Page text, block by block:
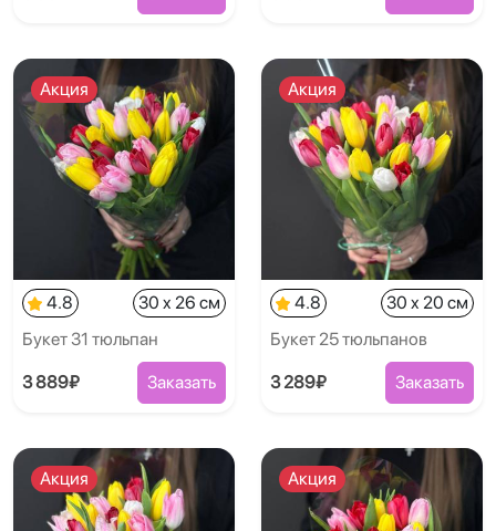
Акция
4.8
30 x 26 см
Букет 31 тюльпан
3 889₽ Заказать
Акция
4.8
30 x 20 см
Букет 25 тюльпанов
3 289₽ Заказать
Акция Акция